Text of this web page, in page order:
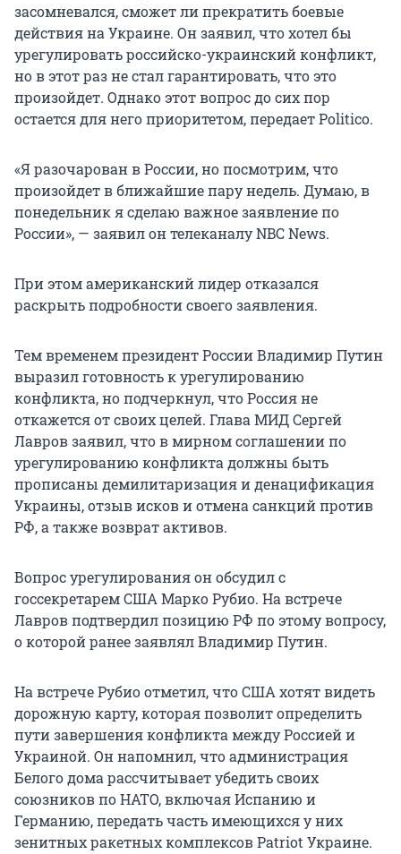
засомневался, сможет ли прекратить боевые
действия на Украине. Он заявил, что хотел бы
урегулировать российско-украинский конфликт,
но в этот раз не стал гарантировать, что это
произойдет. Однако этот вопрос до сих пор
остается для него приоритетом, передает Politico.
«Я разочарован в России, но посмотрим, что
произойдет в ближайшие пару недель. Думаю, в
понедельник я сделаю важное заявление по
России», — заявил он телеканалу NBC News.
При этом американский лидер отказался
раскрыть подробности своего заявления.
Тем временем президент России Владимир Путин
выразил готовность к урегулированию
конфликта, но подчеркнул, что Россия не
откажется от своих целей. Глава МИД Сергей
Лавров заявил, что в мирном соглашении по
урегулированию конфликта должны быть
прописаны демилитаризация и денацификация
Украины, отзыв исков и отмена санкций против
РФ, а также возврат активов.
Вопрос урегулирования он обсудил с
госсекретарем США Марко Рубио. На встрече
Лавров подтвердил позицию РФ по этому вопросу,
о которой ранее заявлял Владимир Путин.
На встрече Рубио отметил, что США хотят видеть
дорожную карту, которая позволит определить
пути завершения конфликта между Россией и
Украиной. Он напомнил, что администрация
Белого дома рассчитывает убедить своих
союзников по НАТО, включая Испанию и
Германию, передать часть имеющихся у них
зенитных ракетных комплексов Patriot Украине.